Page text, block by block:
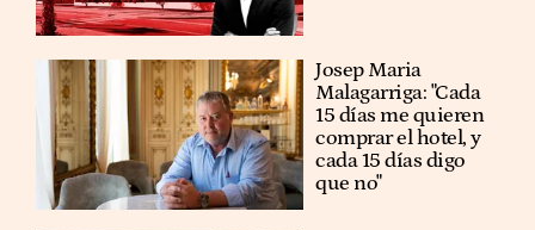
​​Josep Maria
Malagarriga: "Cada
15 días me quieren
comprar el hotel, y
cada 15 días digo
que no"